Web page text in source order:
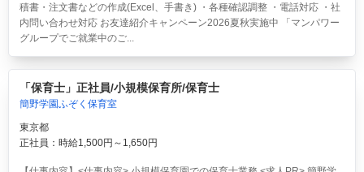
積書・注文書などの作成(Excel、手書き) ・各種確認調整 ・電話対応 ・社
内問い合わせ対応 お友達紹介キャンペーン2026夏秋実施中 「マンパワー
グループでご就業中のご...
「保育士」正社員/小規模保育所/保育士
簡野学園ふぞく保育室
東京都
正社員：時給1,500円～1,650円